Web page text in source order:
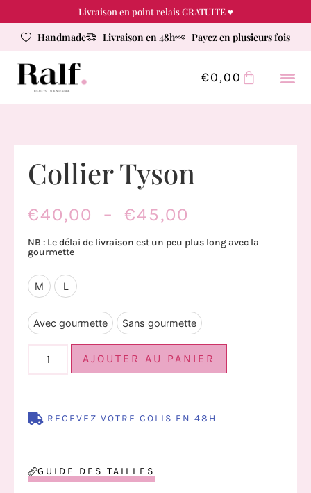
Livraison en point relais GRATUITE ♥
Handmade Livraison en 48h Payez en plusieurs fois
€0,00
Collier Tyson
€40,00 – €45,00
NB : Le délai de livraison est un peu plus long avec la
gourmette
M L
Avec gourmette Sans gourmette
AJOUTER AU PANIER
RECEVEZ VOTRE COLIS EN 48H
GUIDE DES TAILLES